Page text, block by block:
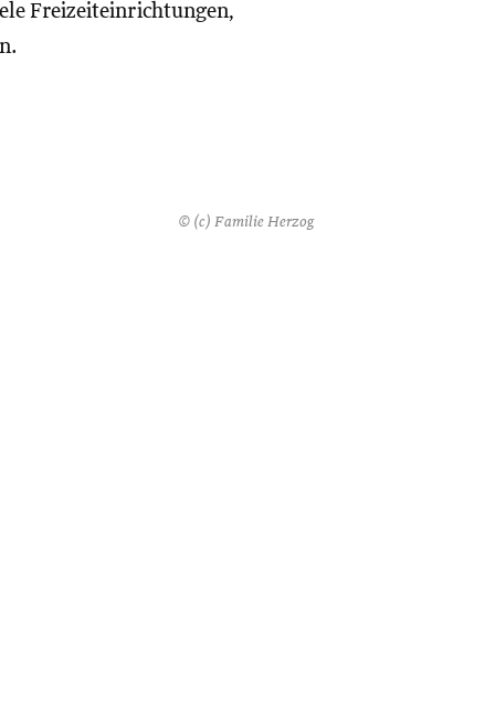
Freizeiteinrichtungen,
© (c) Familie Herzog